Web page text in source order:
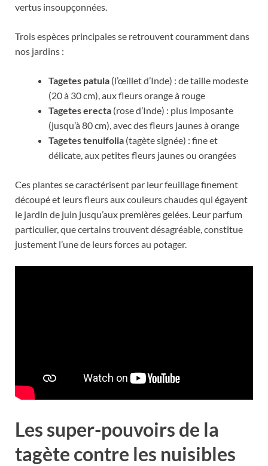
vertus insoupçonnées.
Trois espèces principales se retrouvent couramment dans
nos jardins :
Tagetes patula (l’œillet d’Inde) : de taille modeste
(20 à 30 cm), aux fleurs orange à rouge
Tagetes erecta (rose d’Inde) : plus imposante
(jusqu’à 80 cm), avec des fleurs jaunes à orange
Tagetes tenuifolia (tagète signée) : fine et
délicate, aux petites fleurs jaunes ou orangées
Ces plantes se caractérisent par leur feuillage finement
découpé et leurs fleurs aux couleurs chaudes qui égayent
le jardin de juin jusqu’aux premières gelées. Leur parfum
particulier, que certains trouvent désagréable, constitue
justement l’une de leurs forces au potager.
Les super-pouvoirs de la
tagète contre les nuisibles